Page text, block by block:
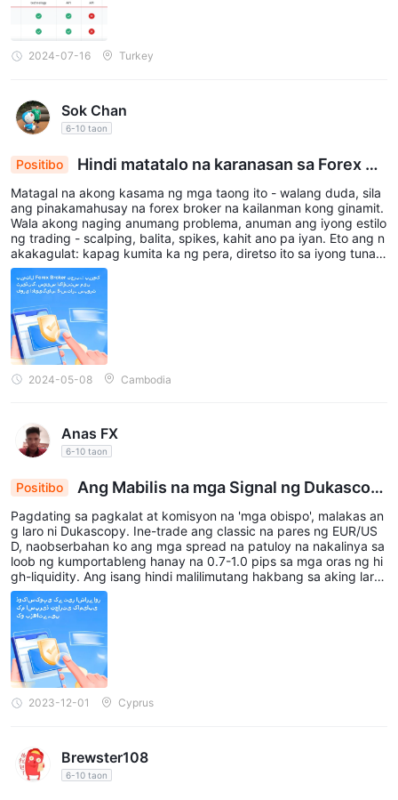
2024-07-16 Turkey
Sok Chan
6-10 taon
Positibo
Hindi matatalo na karanasan sa Forex Br
oker: Mabilis na kita, Swiss na seguridad, 5-Star
na serbisyo, garantisado!
Matagal na akong kasama ng mga taong ito - walang duda, sila
ang pinakamahusay na forex broker na kailanman kong ginamit.
Wala akong naging anumang problema, anuman ang iyong estilo
ng trading - scalping, balita, spikes, kahit ano pa iyan. Eto ang n
akakagulat: kapag kumita ka ng pera, diretso ito sa iyong tunay
na Swiss bank account. Wala sa kanila ang mga kaduda-dudang
bagay. Kahit kung mayroong mali, ang iyong sariling account ma
nager ay tutulong agad. Totoo, limang bituin na serbisyo sa lahat
ng aspeto!⭐⭐⭐⭐⭐
2024-05-08 Cambodia
Anas FX
6-10 taon
Positibo
Ang Mabilis na mga Signal ng Dukascop
y at Malalapit na Pagkalat ay Nagpapalakas sa Ta
gumpay sa Pagtitingi
Pagdating sa pagkalat at komisyon na 'mga obispo', malakas an
g laro ni Dukascopy. Ine-trade ang classic na pares ng EUR/US
D, naobserbahan ko ang mga spread na patuloy na nakalinya sa
loob ng kumportableng hanay na 0.7-1.0 pips sa mga oras ng hi
gh-liquidity. Ang isang hindi malilimutang hakbang sa aking laro
sa pangangalakal ay nang ang mga tumpak na signal ng kalakal
an ng Dukascopy ay nakakita ng isang panalong pagkakataon n
a may isang bearish na pagbabago sa pares ng AUD/JPY. Ang k
anilang mabilis na pagpapatupad ng utos ay nagpahintulot sa a
kin na mai-lock ang isang maikling posisyon, na nagiging pabor
sa akin!
2023-12-01 Cyprus
Brewster108
6-10 taon